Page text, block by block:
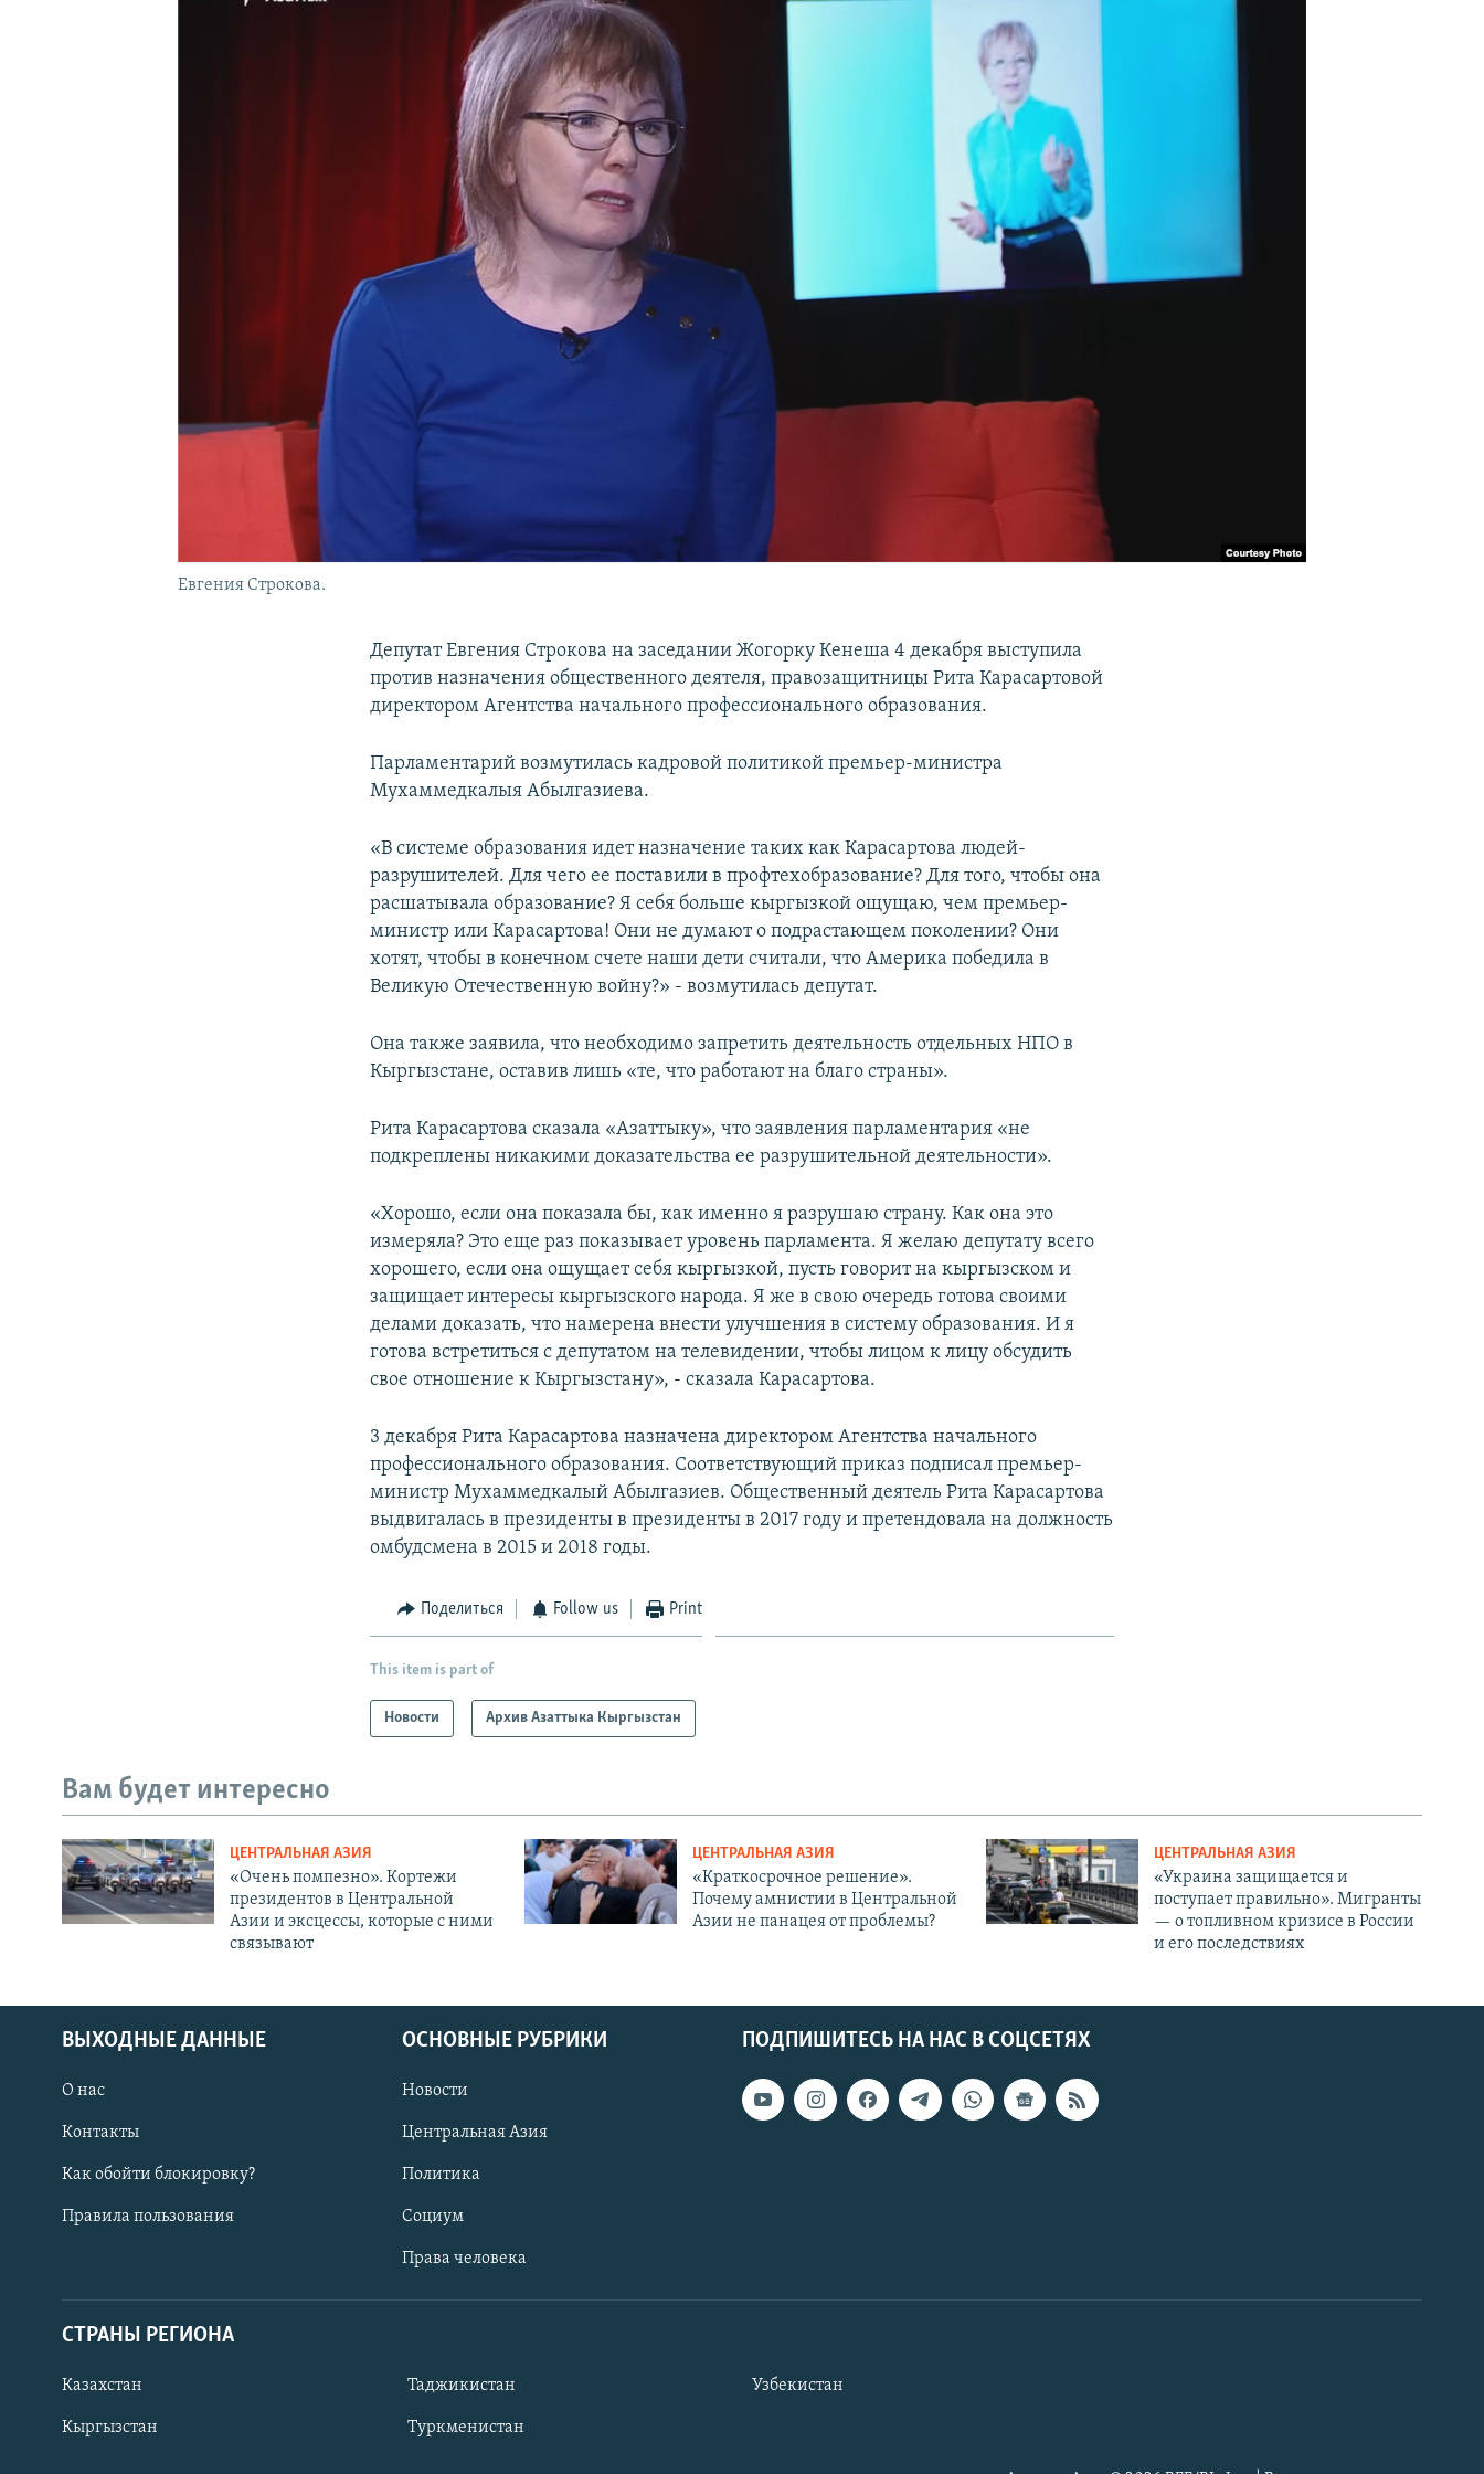
Евгения Строкова.
Депутат Евгения Строкова на заседании Жогорку Кенеша 4 декабря выступила
против назначения общественного деятеля, правозащитницы Рита Карасартовой
директором Агентства начального профессионального образования.
Парламентарий возмутилась кадровой политикой премьер-министра
Мухаммедкалыя Абылгазиева.
«В системе образования идет назначение таких как Карасартова людей-
разрушителей. Для чего ее поставили в профтехобразование? Для того, чтобы она
расшатывала образование? Я себя больше кыргызкой ощущаю, чем премьер-
министр или Карасартова! Они не думают о подрастающем поколении? Они
хотят, чтобы в конечном счете наши дети считали, что Америка победила в
Великую Отечественную войну?» - возмутилась депутат.
Она также заявила, что необходимо запретить деятельность отдельных НПО в
Кыргызстане, оставив лишь «те, что работают на благо страны».
Рита Карасартова сказала «Азаттыку», что заявления парламентария «не
подкреплены никакими доказательства ее разрушительной деятельности».
«Хорошо, если она показала бы, как именно я разрушаю страну. Как она это
измеряла? Это еще раз показывает уровень парламента. Я желаю депутату всего
хорошего, если она ощущает себя кыргызкой, пусть говорит на кыргызском и
защищает интересы кыргызского народа. Я же в свою очередь готова своими
делами доказать, что намерена внести улучшения в систему образования. И я
готова встретиться с депутатом на телевидении, чтобы лицом к лицу обсудить
свое отношение к Кыргызстану», - сказала Карасартова.
3 декабря Рита Карасартова назначена директором Агентства начального
профессионального образования. Соответствующий приказ подписал премьер-
министр Мухаммедкалый Абылгазиев. Общественный деятель Рита Карасартова
выдвигалась в президенты в президенты в 2017 году и претендовала на должность
омбудсмена в 2015 и 2018 годы.
Поделиться Follow us Print
This item is part of
Новости Архив Азаттыка Кыргызстан
Вам будет интересно
ЦЕНТРАЛЬНАЯ АЗИЯ
«Очень помпезно». Кортежи
президентов в Центральной
Азии и эксцессы, которые с ними
связывают
ЦЕНТРАЛЬНАЯ АЗИЯ
«Краткосрочное решение».
Почему амнистии в Центральной
Азии не панацея от проблемы?
ЦЕНТРАЛЬНАЯ АЗИЯ
«Украина защищается и
поступает правильно». Мигранты
— о топливном кризисе в России
и его последствиях
ПОДПИШИТЕСЬ НА НАС В СОЦСЕТЯХ
ВЫХОДНЫЕ ДАННЫЕ
О нас
Контакты
Как обойти блокировку?
Правила пользования
ОСНОВНЫЕ РУБРИКИ
Новости
Центральная Азия
Политика
Социум
Права человека
СТРАНЫ РЕГИОНА
Казахстан
Кыргызстан
Таджикистан
Туркменистан
Узбекистан